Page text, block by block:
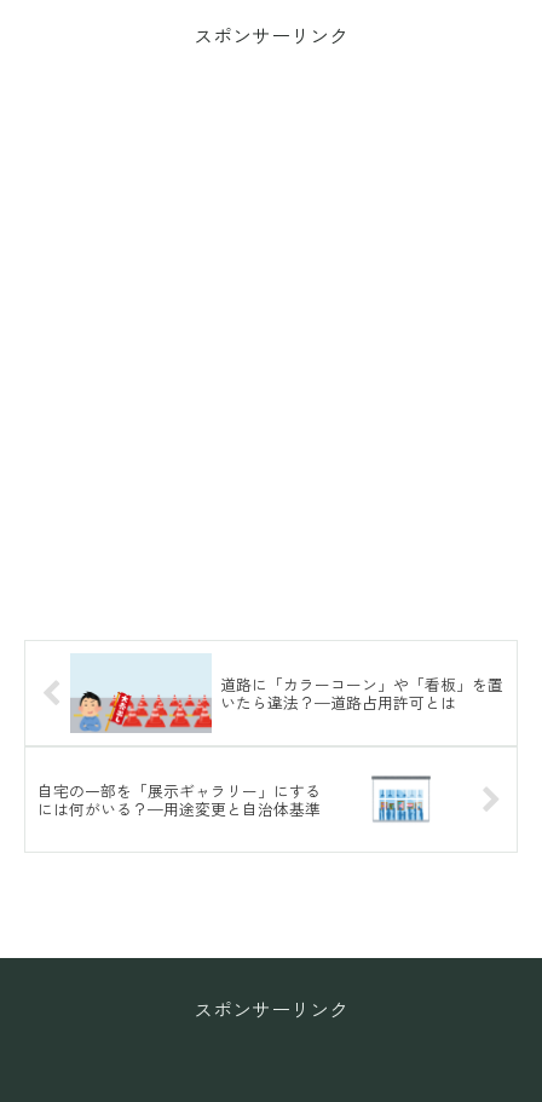
スポンサーリンク
道路に「カラーコーン」や「看板」を置
いたら違法？—道路占用許可とは
自宅の一部を「展示ギャラリー」にする
には何がいる？—用途変更と自治体基準
スポンサーリンク